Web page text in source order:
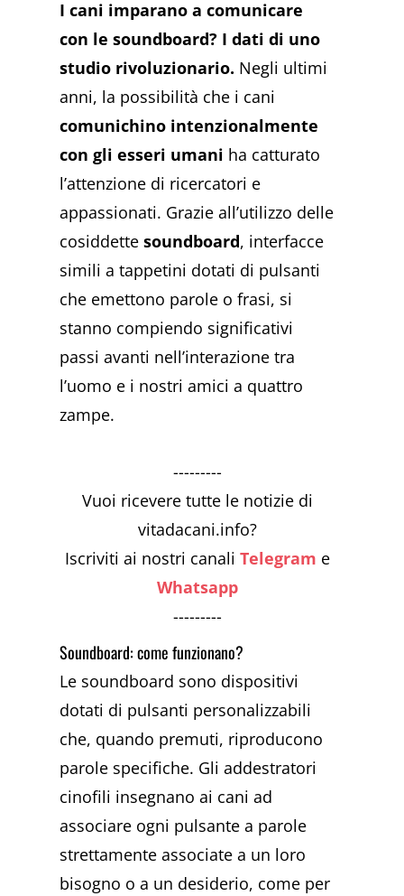
I cani imparano a comunicare
con le soundboard? I dati di uno
studio rivoluzionario. Negli ultimi
anni, la possibilità che i cani
comunichino intenzionalmente
con gli esseri umani ha catturato
l’attenzione di ricercatori e
appassionati. Grazie all’utilizzo delle
cosiddettesoundboard, interfacce
simili a tappetini dotati di pulsanti
che emettono parole o frasi, si
stanno compiendo significativi
passi avanti nell’interazione tra
l’uomo e i nostri amici a quattro
zampe.
---------
Vuoi ricevere tutte le notizie di
vitadacani.info?
Iscriviti ai nostri canaliTelegram e
Whatsapp
---------
Soundboard: come funzionano?
Le soundboard sono dispositivi
dotati di pulsanti personalizzabili
che, quando premuti, riproducono
parole specifiche. Gli addestratori
cinofili insegnano ai cani ad
associare ogni pulsante a parole
strettamente associate a un loro
bisogno o a un desiderio, come per